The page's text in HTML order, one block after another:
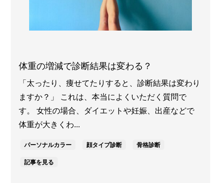
体重の増減で診断結果は変わる？
「太ったり、痩せてたりすると、診断結果は変わり
ますか？」 これは、本当によくいただく質問で
す。 女性の場合、ダイエットや妊娠、出産などで
体重が大きくわ...
パーソナルカラー 顔タイプ診断 骨格診断
記事を見る